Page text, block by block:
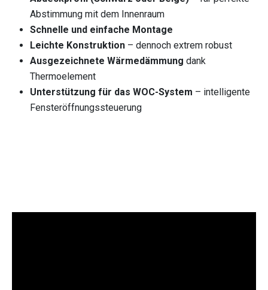
Abstimmung mit dem Innenraum
Schnelle und einfache Montage
Leichte Konstruktion – dennoch extrem robust
Ausgezeichnete Wärmedämmung dank
Thermoelement
Unterstützung für das WOC-System – intelligente
Fensteröffnungssteuerung